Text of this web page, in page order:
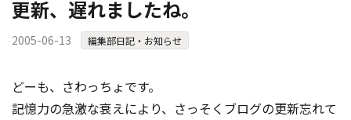
公募運営SaaS 「Kouboプランナー」
事例紹介
更新、遅れましたね。
2005-06-13 編集部日記・お知らせ
どーも、さわっちょです。
記憶力の急激な衰えにより、さっそくブログの更新忘れて